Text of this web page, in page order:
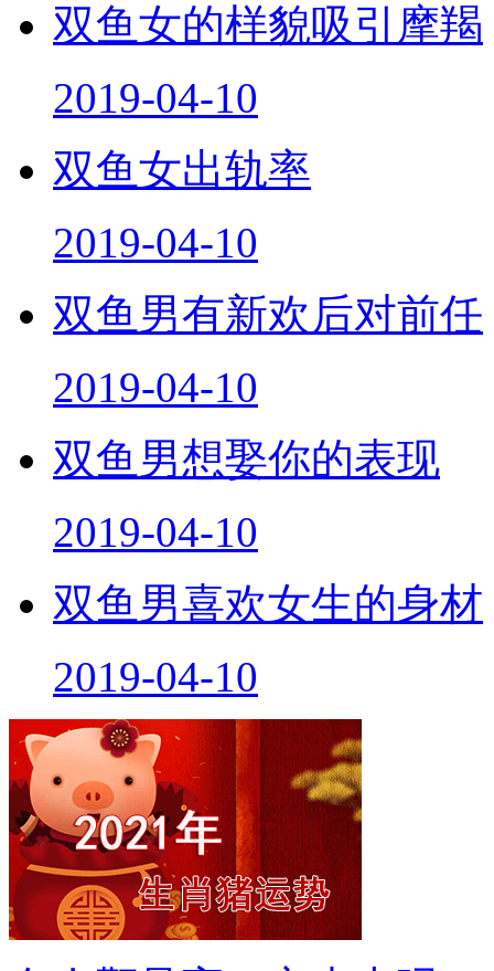
双鱼女的样貌吸引摩羯
2019-04-10
双鱼女出轨率
2019-04-10
双鱼男有新欢后对前任
2019-04-10
双鱼男想娶你的表现
2019-04-10
双鱼男喜欢女生的身材
2019-04-10